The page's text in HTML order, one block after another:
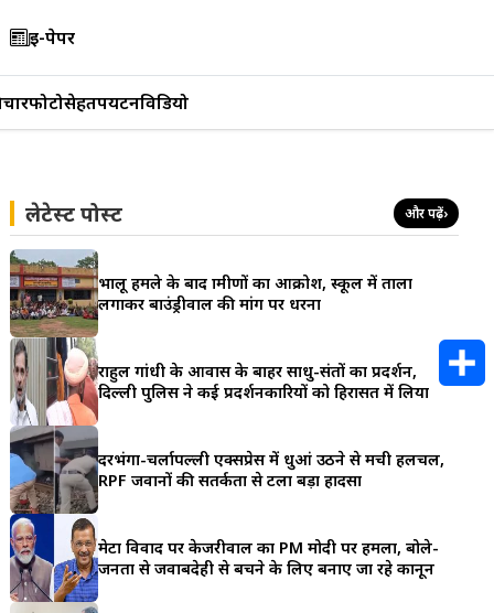
ई-पेपर
फोटोसेहतपर्यटनविडियो
लेटेस्ट पोस्ट और पढ़ें›
भालू हमले के बाद ग्रामीणों का आक्रोश, स्कूल में ताला
लगाकर बाउंड्रीवाल की मांग पर धरना
राहुल गांधी के आवास के बाहर साधु-संतों का प्रदर्शन,
दिल्ली पुलिस ने कई प्रदर्शनकारियों को हिरासत में लिया
दरभंगा-चर्लापल्ली एक्सप्रेस में धुआं उठने से मची हलचल,
RPF जवानों की सतर्कता से टला बड़ा हादसा
मेटा विवाद पर केजरीवाल का PM मोदी पर हमला, बोले-
जनता से जवाबदेही से बचने के लिए बनाए जा रहे कानून
h